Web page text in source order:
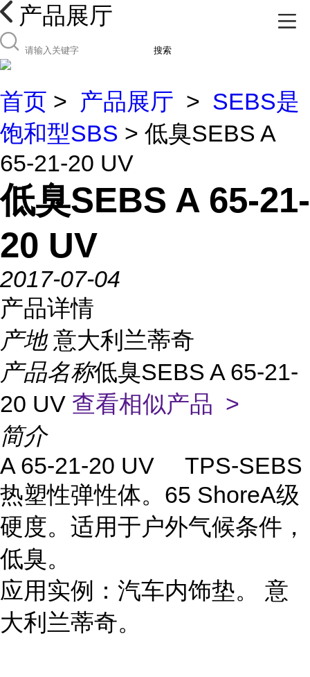
产品展厅
搜索
首页 > 产品展厅 > SEBS是
饱和型SBS > 低臭SEBS A
65-21-20 UV
低臭SEBS A 65-21-
20 UV
2017-07-04
产品详情
产地 意大利兰蒂奇
产品名称低臭SEBS A 65-21-
20 UV 查看相似产品 >
简介
A 65-21-20 UV TPS-SEBS
热塑性弹性体。65 ShoreA级
硬度。适用于户外气候条件，
低臭。
应用实例：汽车内饰垫。 意
大利兰蒂奇。